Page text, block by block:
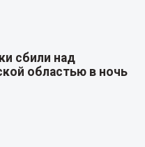
сбили над
областью в ночь